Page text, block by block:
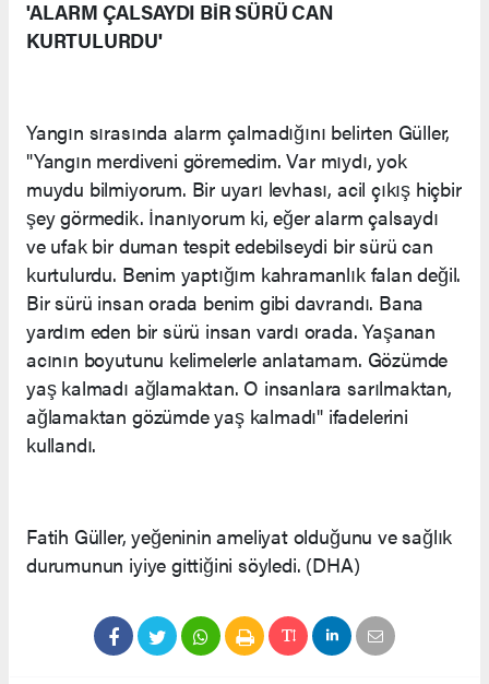
'ALARM ÇALSAYDI BİR SÜRÜ CAN
KURTULURDU'
Yangın sırasında alarm çalmadığını belirten Güller,
"Yangın merdiveni göremedim. Var mıydı, yok
muydu bilmiyorum. Bir uyarı levhası, acil çıkış hiçbir
şey görmedik. İnanıyorum ki, eğer alarm çalsaydı
ve ufak bir duman tespit edebilseydi bir sürü can
kurtulurdu. Benim yaptığım kahramanlık falan değil.
Bir sürü insan orada benim gibi davrandı. Bana
yardım eden bir sürü insan vardı orada. Yaşanan
acının boyutunu kelimelerle anlatamam. Gözümde
yaş kalmadı ağlamaktan. O insanlara sarılmaktan,
ağlamaktan gözümde yaş kalmadı" ifadelerini
kullandı.
Fatih Güller, yeğeninin ameliyat olduğunu ve sağlık
durumunun iyiye gittiğini söyledi. (DHA)